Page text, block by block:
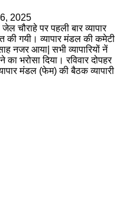
2025
चौराहे पर पहली बार व्यापार
की गयी। व्यापार मंडल की कमेटी
नजर आया| सभी व्यापारियों नें
भरोसा दिया। रविवार दोपहर
मंडल (फेम) की बैठक व्यापारी